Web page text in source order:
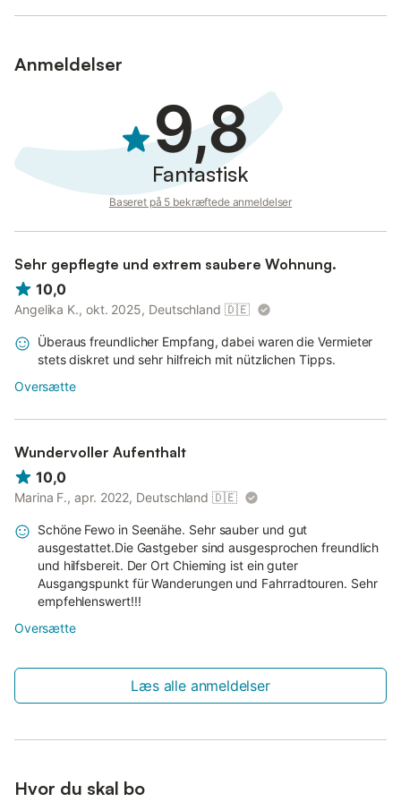
Anmeldelser
9,8
Fantastisk
Baseret på 5 bekræftede anmeldelser
Sehr gepflegte und extrem saubere Wohnung.
10,0
Angelika K., okt. 2025, Deutschland 🇩🇪
Überaus freundlicher Empfang, dabei waren die Vermieter
stets diskret und sehr hilfreich mit nützlichen Tipps.
Oversætte
Wundervoller Aufenthalt
10,0
Marina F., apr. 2022, Deutschland 🇩🇪
Schöne Fewo in Seenähe. Sehr sauber und gut
ausgestattet.Die Gastgeber sind ausgesprochen freundlich
und hilfsbereit. Der Ort Chieming ist ein guter
Ausgangspunkt für Wanderungen und Fahrradtouren. Sehr
empfehlenswert!!!
Oversætte
Læs alle anmeldelser
Hvor du skal bo